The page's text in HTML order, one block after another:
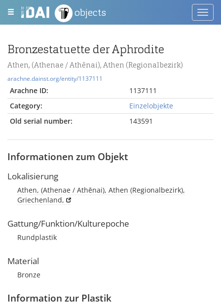
objects
Bronzestatuette der Aphrodite
Athen, (Athenae / Athēnai), Athen (Regionalbezirk)
arachne.dainst.org/entity/1137111
Arachne ID:
1137111
Category:
Einzelobjekte
Old serial number:
143591
Informationen zum Objekt
Lokalisierung
Athen, (Athenae / Athēnai), Athen (Regionalbezirk),
Griechenland,
Gattung/Funktion/Kulturepoche
Rundplastik
Material
Bronze
Information zur Plastik